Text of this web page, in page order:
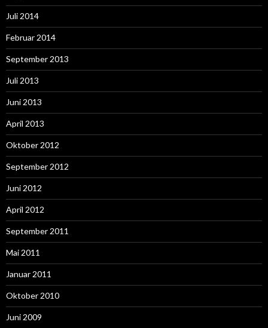
Juli 2014
Februar 2014
September 2013
Juli 2013
Juni 2013
April 2013
Oktober 2012
September 2012
Juni 2012
April 2012
September 2011
Mai 2011
Januar 2011
Oktober 2010
Juni 2009